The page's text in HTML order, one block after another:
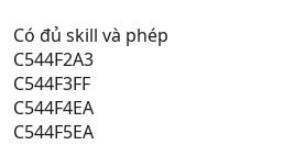
Có đủ skill và phép
C544F2A3
C544F3FF
C544F4EA
C544F5EA